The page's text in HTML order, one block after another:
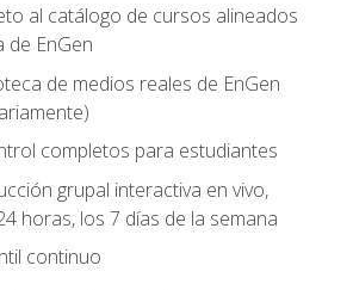
al catálogo de cursos alineados
de EnGen
de medios reales de EnGen
completos para estudiantes
grupal interactiva en vivo,
horas, los 7 días de la semana
continuo